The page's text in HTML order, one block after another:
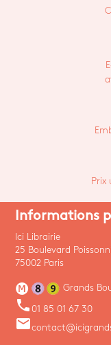
Prix
Informations
Ici Librairie
25 Boulevard
75002 Paris
Grands
phone 01 85 01 67 30
email